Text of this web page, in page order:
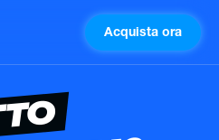
Acquista ora